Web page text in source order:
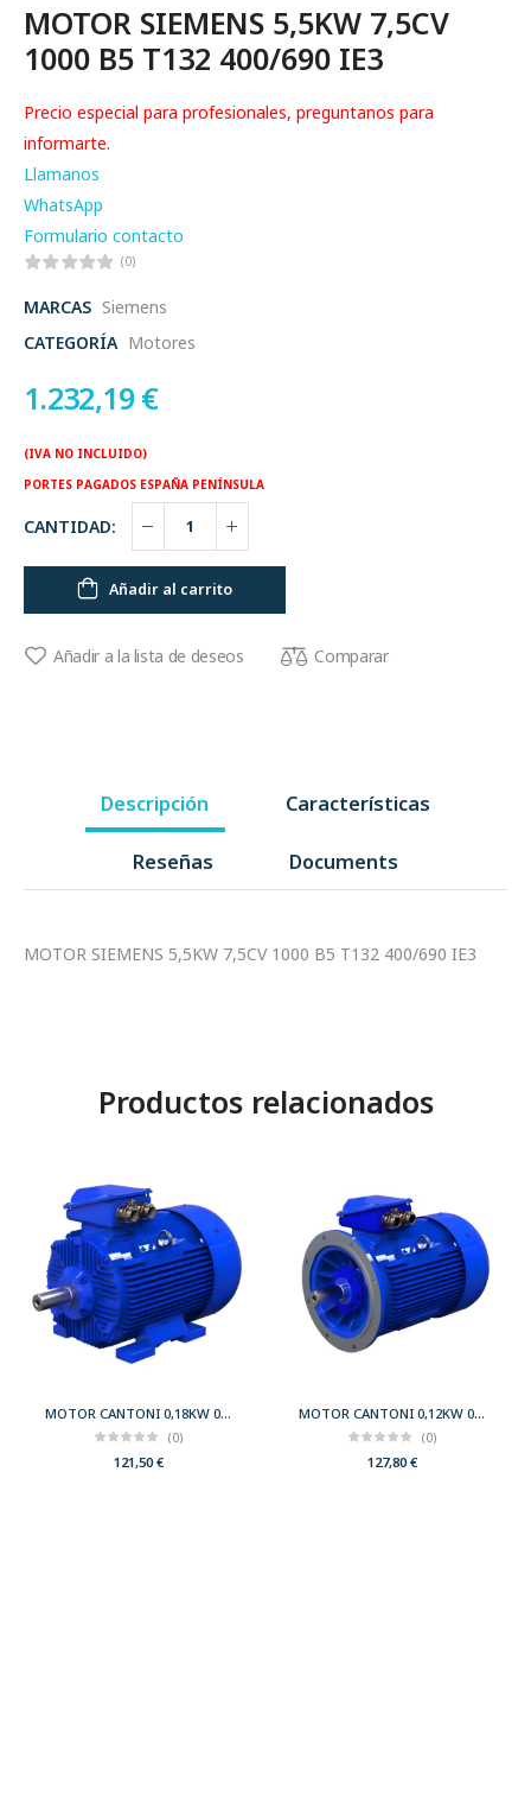
MOTOR SIEMENS 5,5KW 7,5CV
1000 B5 T132 400/690 IE3
Precio especial para profesionales, preguntanos para
informarte.
Llamanos
WhatsApp
Formulario contacto
(0)
MARCAS Siemens
CATEGORÍA Motores
1.232,19€
(IVA NO INCLUIDO)
PORTES PAGADOS ESPAÑA PENÍNSULA
CANTIDAD:
Añadir al carrito
Añadir a la lista de deseos Comparar
Descripción Características
Reseñas Documents
MOTOR SIEMENS 5,5KW 7,5CV 1000 B5 T132 400/690 IE3
Productos relacionados
MOTOR CANTONI 0,18KW 0,25CV 3000 B3 T63 230/400 IE2
(0)
121,50€
MOTOR CANTONI 0,12KW 0,17CV 3000 B5 T56 230/400 IE2
(0)
127,80€